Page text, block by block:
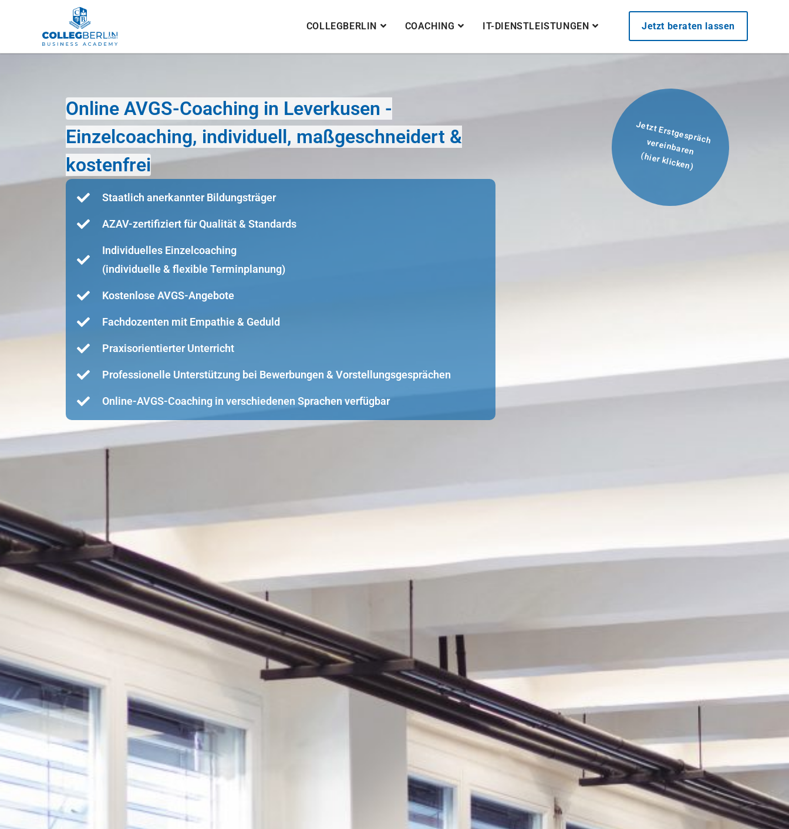
COLLEGBERLIN COACHING IT-DIENSTLEISTUNGEN Jetzt beraten lassen
Online AVGS-Coaching in Leverkusen -
Einzelcoaching, individuell, maßgeschneidert &
kostenfrei
Staatlich anerkannter Bildungsträger
AZAV-zertifiziert für Qualität & Standards
Individuelles Einzelcoaching
(individuelle & flexible Terminplanung)
Kostenlose AVGS-Angebote
Fachdozenten mit Empathie & Geduld
Praxisorientierter Unterricht
Professionelle Unterstützung bei Bewerbungen & Vorstellungsgesprächen
Online-AVGS-Coaching in verschiedenen Sprachen verfügbar
Jetzt Erstgespräch
vereinbaren
(hier klicken)